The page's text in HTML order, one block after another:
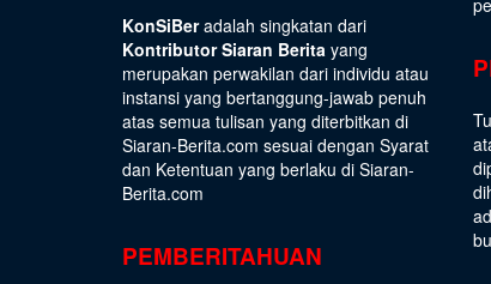
KonSiBeradalah singkatan dari
Kontributor Siaran Berita yang
merupakan perwakilan dari individu atau
instansi yang bertanggung-jawab penuh
atas semua tulisan yang diterbitkan di
Siaran-Berita.com sesuai dengan Syarat
dan Ketentuan yang berlaku di Siaran-
Berita.com
PEMBERITAHUAN